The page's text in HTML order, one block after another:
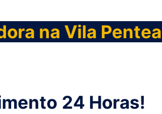
na Vila
24 Horas!